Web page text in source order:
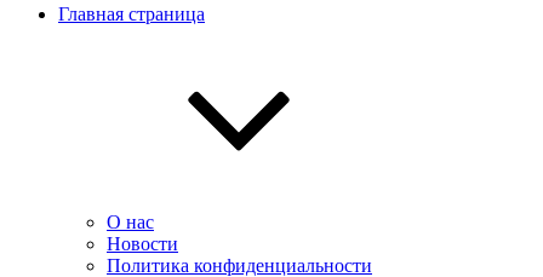
Главная страница
О нас
Новости
Политика конфиденциальности